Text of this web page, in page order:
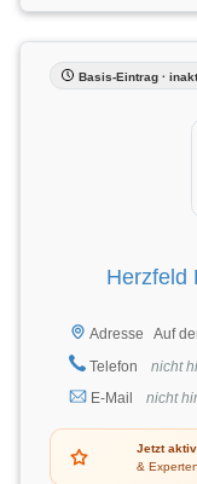
Basis-Eintrag ·
Herzfeld
Adresse
Auf
Telefon
nicht
E-Mail
nicht
Jetzt
&